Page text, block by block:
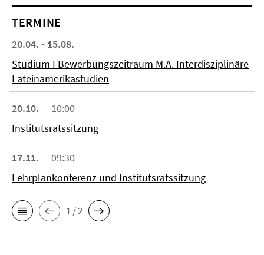
TERMINE
20.04. - 15.08.
Studium I Bewerbungszeitraum M.A. Interdisziplinäre
Lateinamerikastudien
20.10.
10:00
Institutsratssitzung
17.11.
09:30
Lehrplankonferenz und Institutsratssitzung
1 / 2